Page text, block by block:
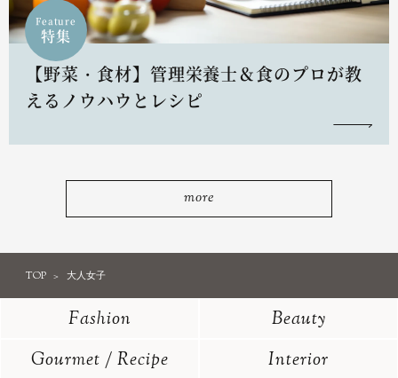
Feature
特集
【野菜・食材】管理栄養士＆食のプロが教
えるノウハウとレシピ
more
TOP 大人女子
Fashion
Beauty
Gourmet / Recipe
Interior